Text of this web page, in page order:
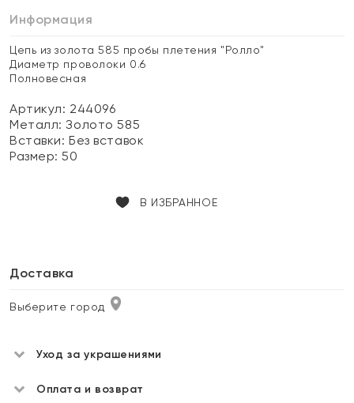
Информация
Цепь из золота 585 пробы плетения "Ролло"
Диаметр проволоки 0.6
Полновесная
Артикул: 244096
Металл:Золото 585
Вставки:Без вставок
Размер:50
В ИЗБРАННОЕ
Доставка
Выберите город
Уход за украшениями
Оплата и возврат